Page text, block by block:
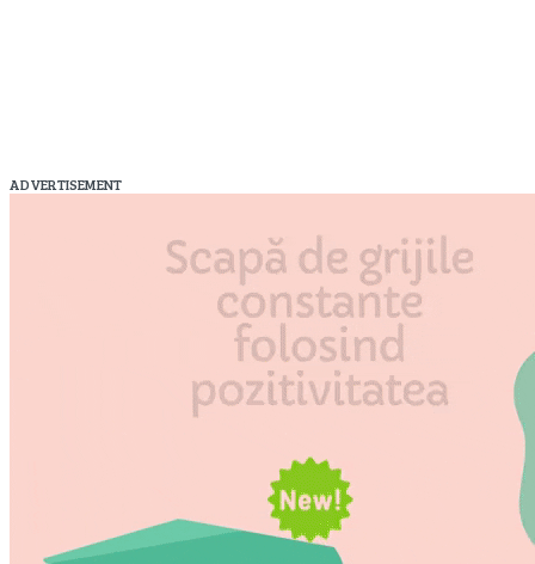
ADVERTISEMENT